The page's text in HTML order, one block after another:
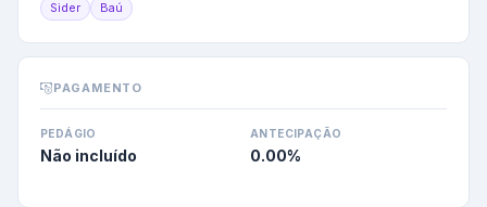
Sider Baú
PAGAMENTO
PEDÁGIO
Não incluído
ANTECIPAÇÃO
0.00%